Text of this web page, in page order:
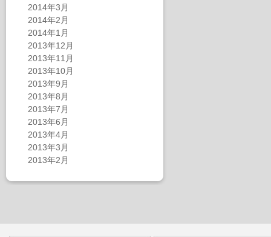
2014年3月
2014年2月
2014年1月
2013年12月
2013年11月
2013年10月
2013年9月
2013年8月
2013年7月
2013年6月
2013年4月
2013年3月
2013年2月